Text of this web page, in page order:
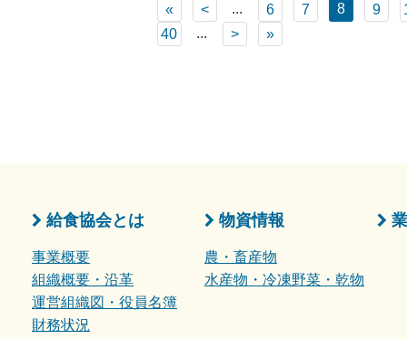
« < ... 6 7 8 9
40
... > »
給食協会とは
事業概要
組織概要・沿革
運営組織図・役員名簿
財務状況
物資情報
農・畜産物
水産物・冷凍野菜・乾物